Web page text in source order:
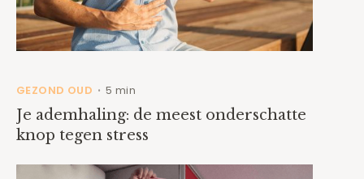
GEZOND OUD • 5 min
Je ademhaling: de meest onderschatte
knop tegen stress